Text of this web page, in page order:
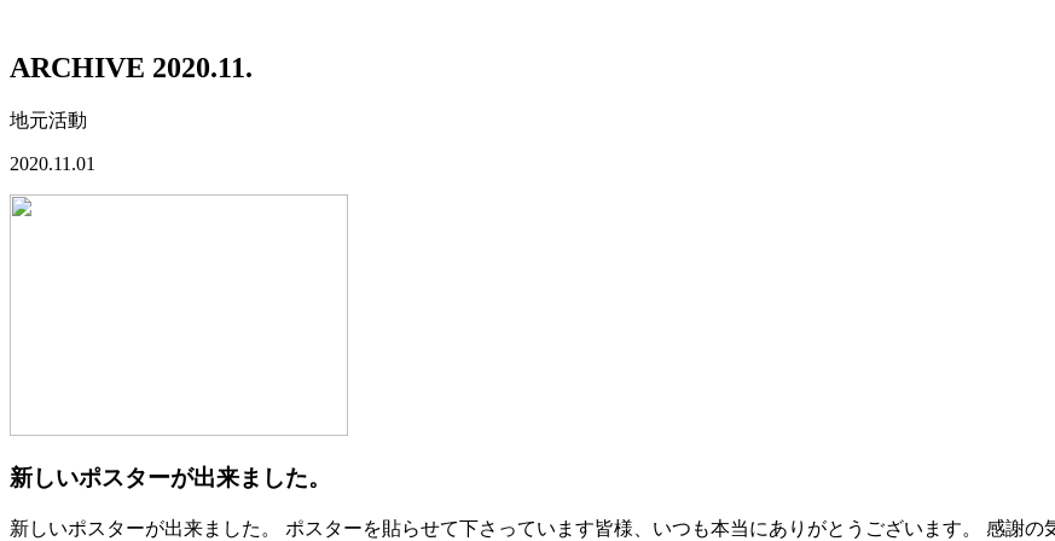
ARCHIVE 2020.11.
地元活動
2020.11.01
新しいポスターが出来ました。
新しいポスターが出来ました。 ポスターを貼らせて下さっています皆様、いつも本当にありがとうございます。 感謝の